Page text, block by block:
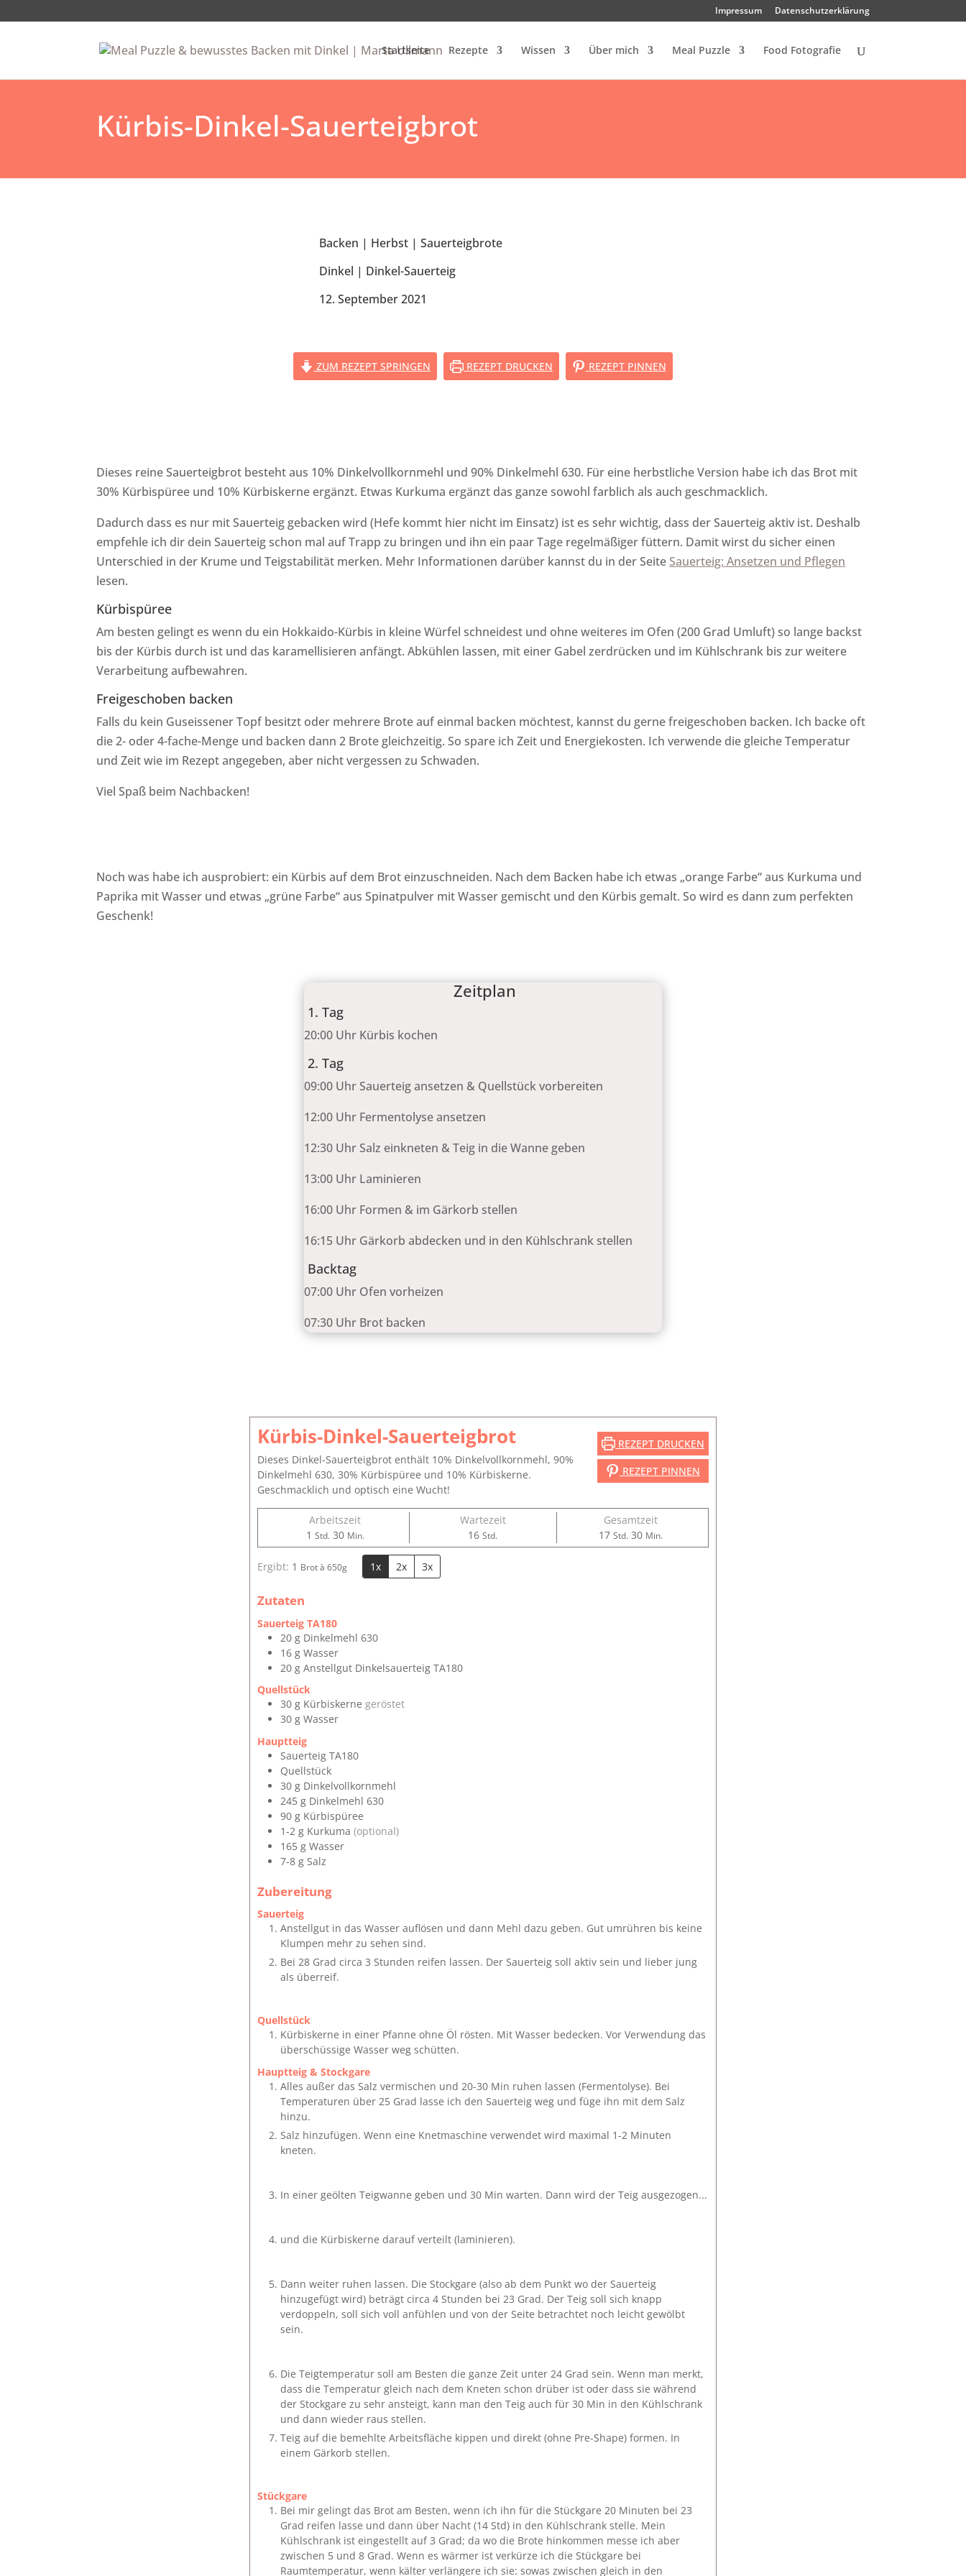
Impressum Datenschutzerklärung
Startseite Rezepte Wissen Über mich Meal Puzzle Food Fotografie
Kürbis-Dinkel-Sauerteigbrot
Backen | Herbst | Sauerteigbrote
Dinkel | Dinkel-Sauerteig
12. September 2021
ZUM REZEPT SPRINGEN REZEPT DRUCKEN REZEPT PINNEN
Dieses reine Sauerteigbrot besteht aus 10% Dinkelvollkornmehl und 90% Dinkelmehl 630. Für eine herbstliche Version habe ich das Brot mit
30% Kürbispüree und 10% Kürbiskerne ergänzt. Etwas Kurkuma ergänzt das ganze sowohl farblich als auch geschmacklich.
Dadurch dass es nur mit Sauerteig gebacken wird (Hefe kommt hier nicht im Einsatz) ist es sehr wichtig, dass der Sauerteig aktiv ist. Deshalb
empfehle ich dir dein Sauerteig schon mal auf Trapp zu bringen und ihn ein paar Tage regelmäßiger füttern. Damit wirst du sicher einen
Unterschied in der Krume und Teigstabilität merken. Mehr Informationen darüber kannst du in der SeiteSauerteig: Ansetzen und Pflegen
lesen.
Kürbispüree
Am besten gelingt es wenn du ein Hokkaido-Kürbis in kleine Würfel schneidest und ohne weiteres im Ofen (200 Grad Umluft) so lange backst
bis der Kürbis durch ist und das karamellisieren anfängt. Abkühlen lassen, mit einer Gabel zerdrücken und im Kühlschrank bis zur weitere
Verarbeitung aufbewahren.
Freigeschoben backen
Falls du kein Guseissener Topf besitzt oder mehrere Brote auf einmal backen möchtest, kannst du gerne freigeschoben backen. Ich backe oft
die 2- oder 4-fache-Menge und backen dann 2 Brote gleichzeitig. So spare ich Zeit und Energiekosten. Ich verwende die gleiche Temperatur
und Zeit wie im Rezept angegeben, aber nicht vergessen zu Schwaden.
Viel Spaß beim Nachbacken!
Noch was habe ich ausprobiert: ein Kürbis auf dem Brot einzuschneiden. Nach dem Backen habe ich etwas „orange Farbe“ aus Kurkuma und
Paprika mit Wasser und etwas „grüne Farbe“ aus Spinatpulver mit Wasser gemischt und den Kürbis gemalt. So wird es dann zum perfekten
Geschenk!
Zeitplan
1. Tag
20:00 Uhr Kürbis kochen
2. Tag
09:00 Uhr Sauerteig ansetzen & Quellstück vorbereiten
12:00 Uhr Fermentolyse ansetzen
12:30 Uhr Salz einkneten & Teig in die Wanne geben
13:00 Uhr Laminieren
16:00 Uhr Formen & im Gärkorb stellen
16:15 Uhr Gärkorb abdecken und in den Kühlschrank stellen
Backtag
07:00 Uhr Ofen vorheizen
07:30 Uhr Brot backen
REZEPT DRUCKEN
REZEPT PINNEN
Kürbis-Dinkel-Sauerteigbrot
Dieses Dinkel-Sauerteigbrot enthält 10% Dinkelvollkornmehl, 90%
Dinkelmehl 630, 30% Kürbispüree und 10% Kürbiskerne.
Geschmacklich und optisch eine Wucht!
Arbeitszeit
1 Stunde
Std. 30Minuten
Min.
Wartezeit
16Stunden
Std.
Gesamtzeit
17Stunden
Std. 30Minuten
Min.
Ergibt: 1 Brot à 650g 1x 2x 3x
Zutaten
Sauerteig TA180
20 g Dinkelmehl 630
16 g Wasser
20 g Anstellgut Dinkelsauerteig TA180
Quellstück
30 g Kürbiskerne geröstet
30 g Wasser
Hauptteig
Sauerteig TA180
Quellstück
30 g Dinkelvollkornmehl
245 g Dinkelmehl 630
90 g Kürbispüree
1-2 g Kurkuma (optional)
165 g Wasser
7-8 g Salz
Zubereitung
Sauerteig
Anstellgut in das Wasser auflösen und dann Mehl dazu geben. Gut umrühren bis keine
Klumpen mehr zu sehen sind.
Bei 28 Grad circa 3 Stunden reifen lassen. Der Sauerteig soll aktiv sein und lieber jung
als überreif.
Quellstück
Kürbiskerne in einer Pfanne ohne Öl rösten. Mit Wasser bedecken. Vor Verwendung das
überschüssige Wasser weg schütten.
Hauptteig & Stockgare
Alles außer das Salz vermischen und 20-30 Min ruhen lassen (Fermentolyse). Bei
Temperaturen über 25 Grad lasse ich den Sauerteig weg und füge ihn mit dem Salz
hinzu.
Salz hinzufügen. Wenn eine Knetmaschine verwendet wird maximal 1-2 Minuten
kneten.
In einer geölten Teigwanne geben und 30 Min warten. Dann wird der Teig ausgezogen...
und die Kürbiskerne darauf verteilt (laminieren).
Dann weiter ruhen lassen. Die Stockgare (also ab dem Punkt wo der Sauerteig
hinzugefügt wird) beträgt circa 4 Stunden bei 23 Grad. Der Teig soll sich knapp
verdoppeln, soll sich voll anfühlen und von der Seite betrachtet noch leicht gewölbt
sein.
Die Teigtemperatur soll am Besten die ganze Zeit unter 24 Grad sein. Wenn man merkt,
dass die Temperatur gleich nach dem Kneten schon drüber ist oder dass sie während
der Stockgare zu sehr ansteigt, kann man den Teig auch für 30 Min in den Kühlschrank
und dann wieder raus stellen.
Teig auf die bemehlte Arbeitsfläche kippen und direkt (ohne Pre-Shape) formen. In
einem Gärkorb stellen.
Stückgare
Bei mir gelingt das Brot am Besten, wenn ich ihn für die Stückgare 20 Minuten bei 23
Grad reifen lasse und dann über Nacht (14 Std) in den Kühlschrank stelle. Mein
Kühlschrank ist eingestellt auf 3 Grad; da wo die Brote hinkommen messe ich aber
zwischen 5 und 8 Grad. Wenn es wärmer ist verkürze ich die Stückgare bei
Raumtemperatur, wenn kälter verlängere ich sie: sowas zwischen gleich in den